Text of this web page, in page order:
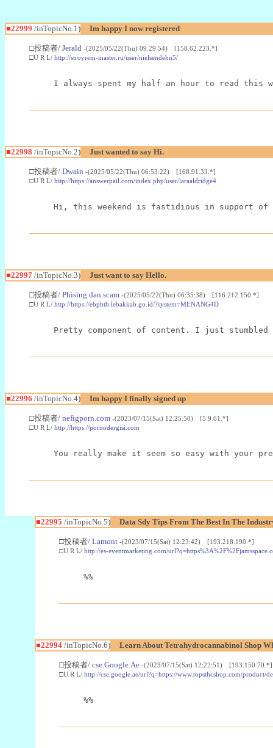
■22999 /inTopicNo.1) Im happy I now registered
□投稿者/ Jerald -(2025/05/22(Thu) 09:29:54) [158.62.223.*]
□U R L/ http://stroyrem-master.ru/user/nielsendehn5/
I always spent my half an hour to read
■22998 /inTopicNo.2) Just wanted to say Hi.
□投稿者/ Dwain -(2025/05/22(Thu) 06:53:22) [168.91.33.*]
□U R L/ http://https://answerpail.com/index.php/user/laraaldridge4
Hi, this weekend is fastidious in support of
■22997 /inTopicNo.3) Just want to say Hello.
□投稿者/ Phising dan scam -(2025/05/22(Thu) 06:35:38) [116.212.150.*]
□U R L/ http://https://ebphtb.lebakkab.go.id/?system=MENANG4D
Pretty component of content. I just
■22996 /inTopicNo.4) Im happy I finally signed up
□投稿者/ nefigporn.com -(2023/07/15(Sat) 12:25:50) [5.9.61.*]
□U R L/ http://https://pornodergisi.com
You really make it seem so easy with your
■22995 /inTopicNo.5) Data Sdy Tips From The Best In The
□投稿者/ Lamont -(2023/07/15(Sat) 12:23:42) [193.218.190.*]
□U R L/ http://es-eventmarketing.com/
%%
■22994/inTopicNo.6) Learn About Tetrahydrocannabinol Shop
□投稿者/ cse.Google.Ae -(2023/07/15(Sat) 12:22:51) [193.150.70.*]
□U R L/ http://cse.google.ae/url?q=https://www.topsthcshop.com/
%%